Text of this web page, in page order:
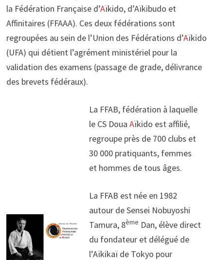
la Fédération Française d’Aïkido, d’Aïkibudo et
Affinitaires (FFAAA). Ces deux fédérations sont
regroupées au sein de l’Union des Fédérations d’Aïkido
(UFA) qui détient l’agrément ministériel pour la
validation des examens (passage de grade, délivrance
des brevets fédéraux).
La FFAB, fédération à laquelle
le CS Doua Aïkido est affilié,
regroupe près de 700 clubs et
30 000 pratiquants, femmes
et hommes de tous âges.
La FFAB est née en 1982
autour de Sensei Nobuyoshi
Tamura, 8ème Dan, élève direct
du fondateur et délégué de
l’Aïkikaï de Tokyo pour